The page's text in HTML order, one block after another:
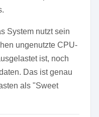
System nutzt sein
ungenutzte CPU-
ist, noch
Das ist genau
als "Sweet